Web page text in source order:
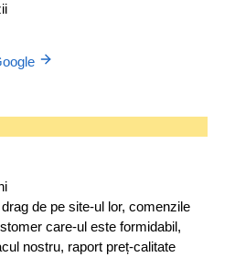
de pe site-ul lor, comenzile
care-ul este formidabil,
nostru, raport preț-calitate